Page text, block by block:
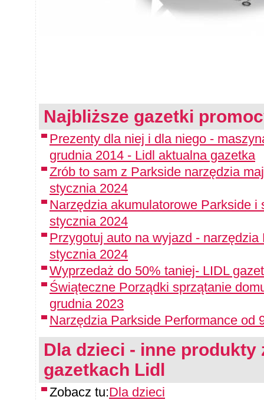
Najbliższe gazetki
Prezenty dla niej i dla niego -
grudnia 2014 - Lidl aktualna gazetka
Zrób to sam z Parkside narzędzia
stycznia 2024
Narzędzia akumulatorowe Parkside i
stycznia 2024
Przygotuj auto na wyjazd -
stycznia 2024
Wyprzedaż do 50% taniej- LIDL
Świąteczne Porządki sprzątanie
grudnia 2023
Narzędzia Parkside Performance od
Dla dzieci - inne produkty
gazetkach Lidl
Zobacz tu:Dla dzieci